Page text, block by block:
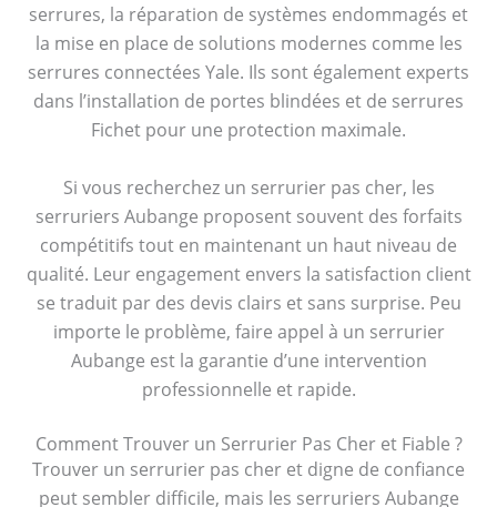
serrures, la réparation de systèmes endommagés et
la mise en place de solutions modernes comme les
serrures connectées Yale. Ils sont également experts
dans l’installation de portes blindées et de serrures
Fichet pour une protection maximale.
Si vous recherchez un serrurier pas cher, les
serruriers Aubange proposent souvent des forfaits
compétitifs tout en maintenant un haut niveau de
qualité. Leur engagement envers la satisfaction client
se traduit par des devis clairs et sans surprise. Peu
importe le problème, faire appel à un serrurier
Aubange est la garantie d’une intervention
professionnelle et rapide.
Comment Trouver un Serrurier Pas Cher et Fiable ?
Trouver un serrurier pas cher et digne de confiance
peut sembler difficile, mais les serruriers Aubange